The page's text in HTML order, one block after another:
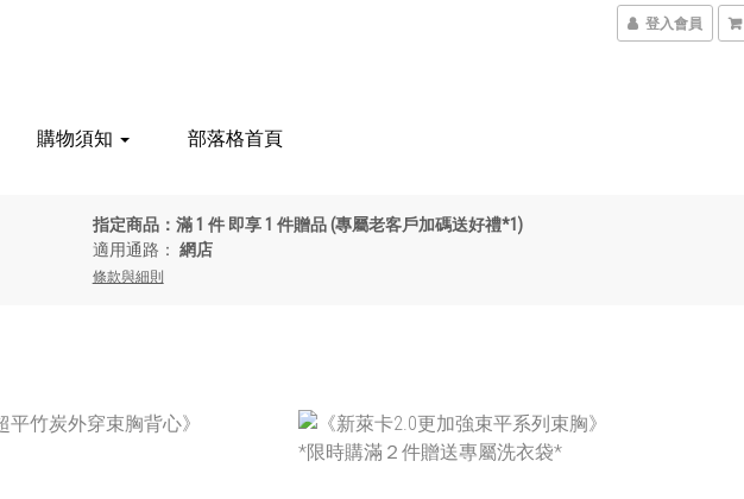
登入會員
購物須知 部落格首頁
指定商品：滿 1 件 即享 1 件贈品 (專屬老客戶加碼送好禮*1)
適用通路： 網店
條款與細則